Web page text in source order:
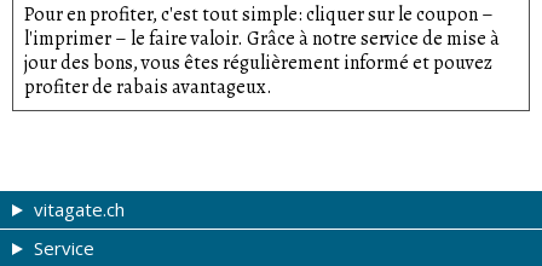
Pour en profiter, c'est tout simple: cliquer sur le coupon –
l'imprimer – le faire valoir. Grâce à notre service de mise à
jour des bons, vous êtes régulièrement informé et pouvez
profiter de rabais avantageux.
vitagate.ch
Forme et beauté
Service